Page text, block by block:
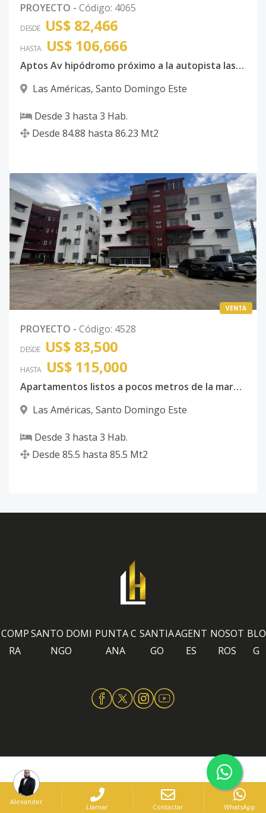
PROYECTO - Código: 4065
DESDE US$ 82,466
HASTA US$ 106,666
Aptos Av hipódromo próximo a la autopista las Américas con Bono de primera vivienda
Las Américas, Santo Domingo Este
Desde 3 hasta 3 Hab.
Desde 84.88 hasta 86.23 Mt2
VENTA
PROYECTO - Código: 4528
DESDE US$ 83,500
HASTA US$ 115,000
Apartamentos listos a pocos metros de la marginal de las Américas
Las Américas, Santo Domingo Este
Desde 3 hasta 3 Hab.
Desde 85.5 hasta 85.5 Mt2
Alexander
Llamar Contactar WhatsApp
COMP
RA
SANTO DOMI
NGO
PUNTA C
ANA
SANTIA
GO
AGENT
ES
NOSOT
ROS
BLO
G